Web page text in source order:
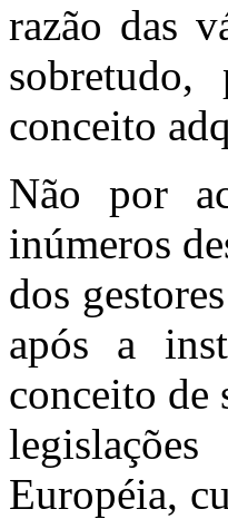
razão das
conceito
Não por
inúmeros
dos
após a
conceito de
Européia,